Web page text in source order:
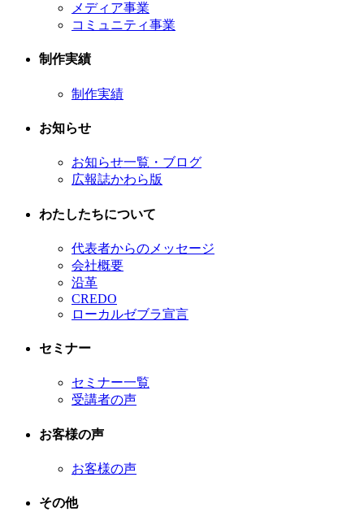
メディア事業
コミュニティ事業
制作実績
制作実績
お知らせ
お知らせ一覧・ブログ
広報誌かわら版
わたしたちについて
代表者からのメッセージ
会社概要
沿革
CREDO
ローカルゼブラ宣言
セミナー
セミナー一覧
受講者の声
お客様の声
お客様の声
その他